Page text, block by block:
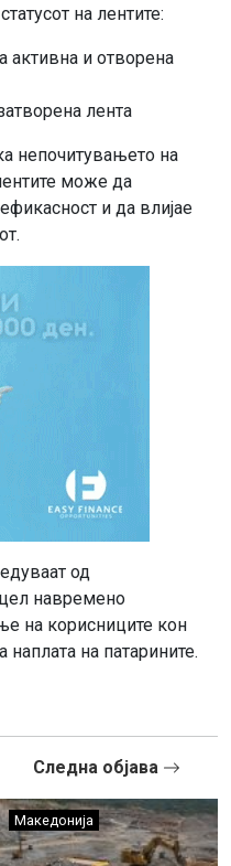
на лентите:
активна и отворена
лента
непочитувањето на
може да
и да влијае
од
цел навремено
на корисниците кон
на патарините.
Следна објава
Македонија